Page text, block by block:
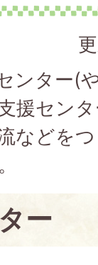
ンター(
援セン
などを
ー